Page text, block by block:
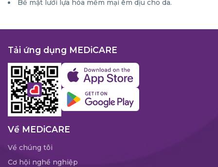
Bề mặt lưới lựa hóa mềm mại êm dịu cho da.
Tải ứng dụng MEDiCARE
Về MEDiCARE
Về chúng tôi
Cơ hội nghề nghiệp